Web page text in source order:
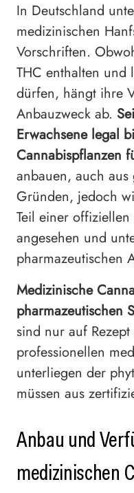
In Deutschland
medizinischen
Vorschriften.
THC enthalten und
dürfen, hängt ihre
Anbauzweck ab.
Erwachsene legal
Cannabispflanzen
anbauen, auch
Gründen, jedoch
Teil einer
angesehen und
pharmazeutischen
Medizinische
pharmazeutischen
sind nur auf
professionellen
unterliegen der
müssen aus
Anbau und
medizinischen